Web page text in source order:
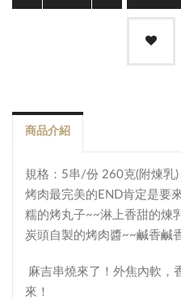
商品介紹
規格：5串/份 260克(附煉乳)
烤肉最完美的END肯定是要
糯的烤丸子~~淋上香甜的煉
炭頭自製的烤肉醬~~鹹香鹹
麻吉串燒來了！外焦內軟，
來！